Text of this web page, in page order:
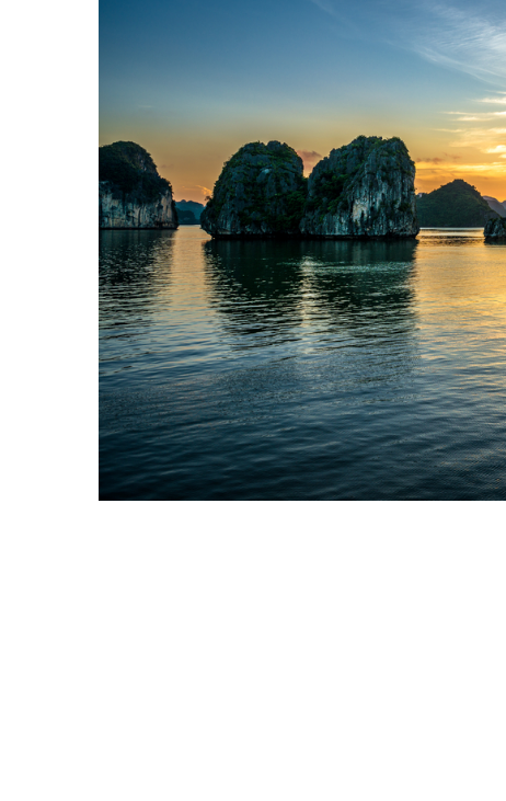
Hit enter to search or ESC to close